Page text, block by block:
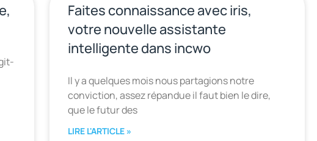
Faites connaissance avec iris,
votre nouvelle assistante
intelligente dans incwo
Il y a quelques mois nous partagions notre
conviction, assez répandue il faut bien le dire,
que le futur des
LIRE L'ARTICLE »